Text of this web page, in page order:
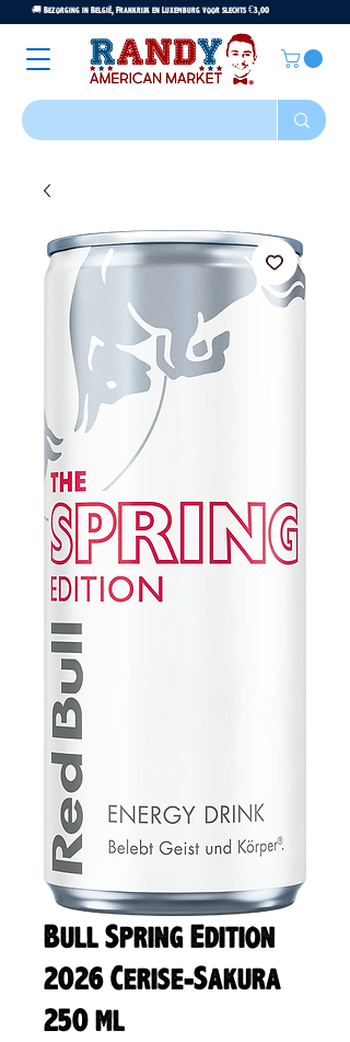
🚚 Bezorging in België, Frankrijk en Luxemburg voor slechts €3,00
Bull Spring Edition
2026 Cerise-Sakura
250 ml